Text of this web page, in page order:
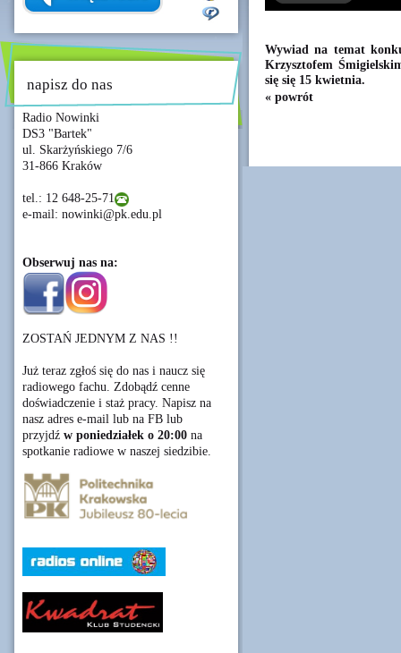
napisz do nas
Radio Nowinki
DS3 "Bartek"
ul. Skarżyńskiego 7/6
31-866 Kraków
tel.: 12 648-25-71
e-mail: nowinki@pk.edu.pl
Obserwuj nas na:
ZOSTAŃ JEDNYM Z NAS !!
Już teraz zgłoś się do nas i naucz się
radiowego fachu. Zdobądź cenne
doświadczenie i staż pracy. Napisz na
nasz adres e-mail lub na FB lub
przyjdź w poniedziałek o 20:00 na
spotkanie radiowe w naszej siedzibie.
Wywiad na temat
Krzysztofem
się się 15 kwietnia.
« powrót